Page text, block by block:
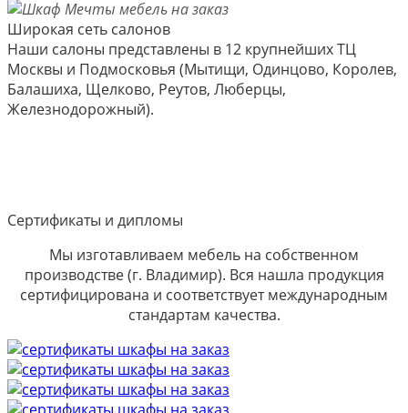
Широкая сеть салонов
Наши салоны представлены в 12 крупнейших ТЦ
Москвы и Подмосковья (Мытищи, Одинцово, Королев,
Балашиха, Щелково, Реутов, Люберцы,
Железнодорожный).
Сертификаты и дипломы
Мы изготавливаем мебель на собственном
производстве (г. Владимир). Вся нашла продукция
сертифицирована и соответствует международным
стандартам качества.